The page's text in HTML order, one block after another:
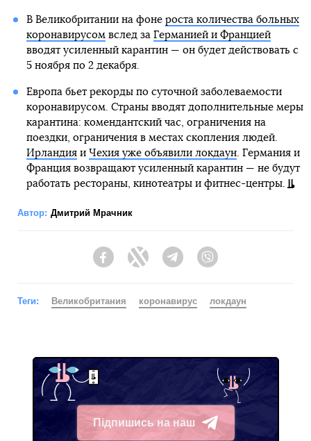
В Великобритании на фоне роста количества больных
коронавирусомвслед за Германией и Францией
вводят усиленный карантин — он будет действовать с
5 ноября по 2 декабря.
Европа бьет рекорды по суточной заболеваемости
коронавирусом. Страны вводят дополнительные меры
карантина: комендантский час, ограничения на
поездки, ограничения в местах скопления людей.
Ирландияи Чехия уже объявили локдаун. Германия и
Франция возвращают усиленный карантин — не будут
работать рестораны, кинотеатры и фитнес-центры.
Автор: Дмитрий Мрачник
FacebookTwitter Telegram
Теги: Великобритания коронавирус локдаун
Підпишись на наш
Telegram